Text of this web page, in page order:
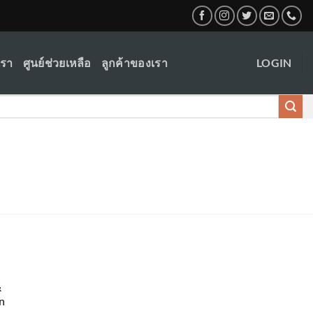
า ศูนย์ช่วยเหลือ ลูกค้าของเรา LOGIN